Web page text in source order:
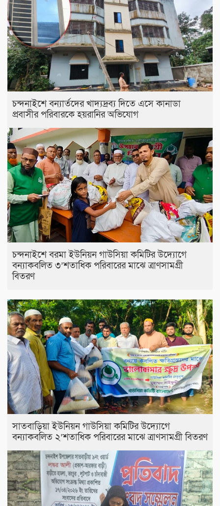
চন্দনাইশে বন্যার্তদের খাদ্যদ্রব্য দিতে এসে কানাডা
প্রবাসীর পরিবারকে হয়রানির অভিযোগ
চন্দনাইশে বরমা ইউনিয়ন গাউসিয়া কমিটির উদ্যোগে
বন্যাকবলিত ৩’শতাধিক পরিবারের মাঝে ত্রাণসামগ্রী
বিতরণ
সাতবাড়িয়া ইউনিয়ন গাউসিয়া কমিটির উদ্যোগে
বন্যাকবলিত ২’শতাধিক পরিবারের মাঝে ত্রাণসামগ্রী বিতরণ